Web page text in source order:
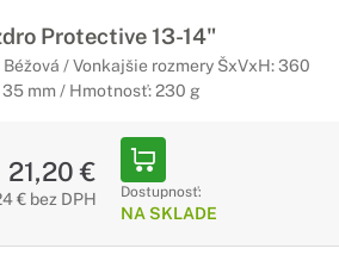
Protective 13-14"
Béžová / Vonkajšie rozmery ŠxVxH: 360
35 mm / Hmotnosť: 230 g
21,20 €
€ bez DPH Dostupnosť:
NA SKLADE